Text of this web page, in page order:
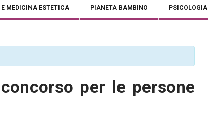
E MEDICINA ESTETICA PIANETA BAMBINO PSICOLOGIA
per le persone